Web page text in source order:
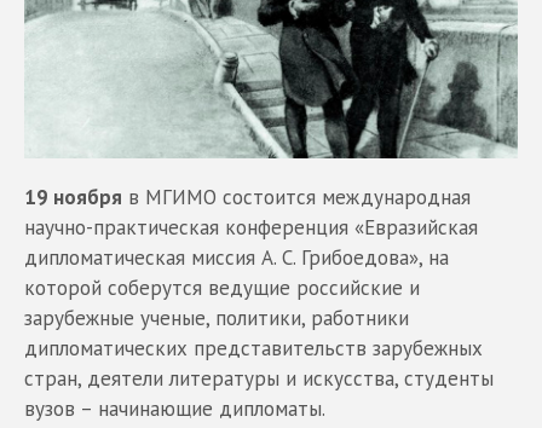
19 ноября в МГИМО состоится международная
научно-практическая конференция «Евразийская
дипломатическая миссия А. С. Грибоедова», на
которой соберутся ведущие российские и
зарубежные ученые, политики, работники
дипломатических представительств зарубежных
стран, деятели литературы и искусства, студенты
вузов – начинающие дипломаты.